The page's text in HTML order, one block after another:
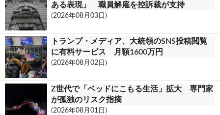
m
ある表現」 職員解雇を控訴裁が支持
(2026年08月03日)
トランプ・メディア、大統領のSNS投稿閲覧
に有料サービス 月額1600万円
(2026年08月02日)
Z世代で「ベッドにこもる生活」拡大 専門家
が孤独のリスク指摘
(2026年08月01日)